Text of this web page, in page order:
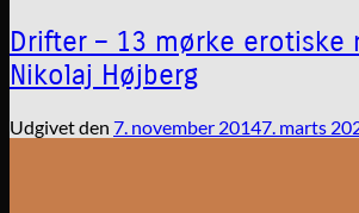
Drifter – 13 mørke erotiske
Nikolaj Højberg
Udgivet den 7. november 20147. marts